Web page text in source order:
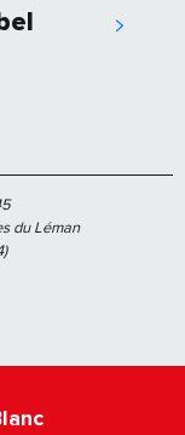
du Léman
)